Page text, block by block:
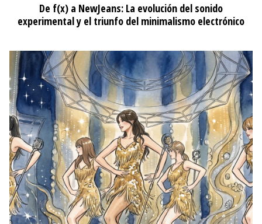
De f(x) a NewJeans: La evolución del sonido
experimental y el triunfo del minimalismo electrónico